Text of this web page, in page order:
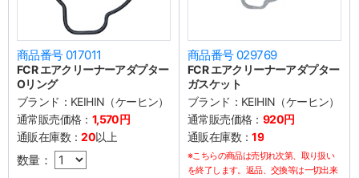
商品番号 017011
FCR エアクリーナーアダプター
Oリング
ブランド： KEIHIN（ケーヒン）
通常販売価格： 1,570円
通販在庫数：20以上
数量：
商品番号 029769
FCR エアクリーナーアダプター
ガスケット
ブランド： KEIHIN（ケーヒン）
通常販売価格： 920円
通販在庫数：19
※こちらの商品は売切れ次第、取り扱い
を終了します。返品、交換等は一切出来